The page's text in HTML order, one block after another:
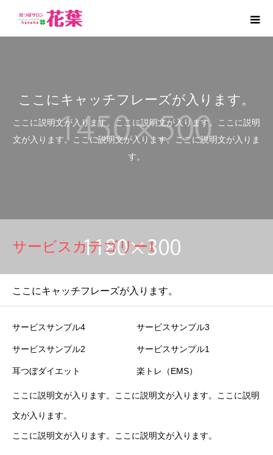
ここにキャッチフレーズが入ります。
ここに説明文が入ります。ここに説明文が入ります。ここに説明
文が入ります。ここに説明文が入ります。ここに説明文が入りま
す。
サービスカテゴリー1
ここにキャッチフレーズが入ります。
サービスサンプル4 サービスサンプル3
サービスサンプル2 サービスサンプル1
耳つぼダイエット 楽トレ（EMS）
ここに説明文が入ります。ここに説明文が入ります。ここに説明
文が入ります。
ここに説明文が入ります。ここに説明文が入ります。